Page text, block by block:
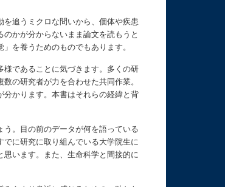
追うミクロな問いから、個体や疾患
かが分からないまま論文を読もうと
を養うためのものでもあります。
であることに気づきます。多くの研
の研究者が力を合わせた共同作業。
かります。本書はそれらの経緯と背
。目の前のデータが何を語っている
に研究に取り組んでいる大学院生に
います。また、生命科学と間接的に